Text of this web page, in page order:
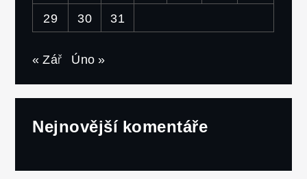
29
30 31
« Zář Úno »
Nejnovější komentáře